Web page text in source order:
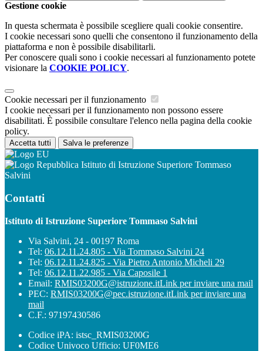
Gestione cookie
In questa schermata è possibile scegliere quali cookie consentire.
I cookie necessari sono quelli che consentono il funzionamento della
piattaforma e non è possibile disabilitarli.
Per conoscere quali sono i cookie necessari al funzionamento potete
visionare la COOKIE POLICY.
Cookie necessari per il funzionamento
I cookie necessari per il funzionamento non possono essere
disabilitati. È possibile consultare l'elenco nella pagina della cookie
policy.
Accetta tutti Salva le preferenze
Istituto di Istruzione Superiore Tommaso
Salvini
Contatti
Istituto di Istruzione Superiore Tommaso Salvini
Via Salvini, 24 - 00197 Roma
Tel: 06.12.11.24.805 - Via Tommaso Salvini 24
Tel: 06.12.11.24.825 - Via Pietro Antonio Micheli 29
Tel: 06.12.11.22.985 - Via Caposile 1
Email: RMIS03200G@istruzione.itLink per inviare una mail
PEC: RMIS03200G@pec.istruzione.itLink per inviare una
mail
C.F.: 97197430586
Codice iPA: istsc_RMIS03200G
Codice Univoco Ufficio: UF0ME6